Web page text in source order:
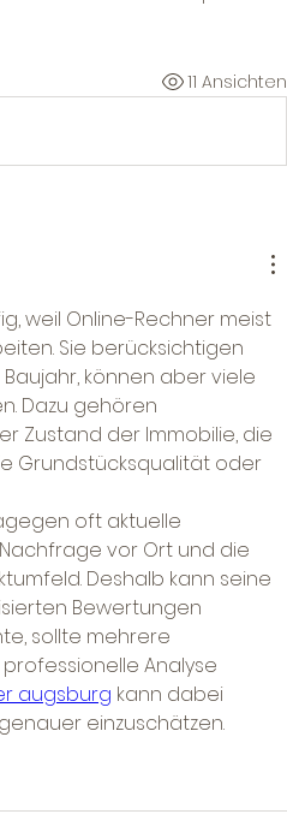
11 Ansichten
weil Online-Rechner meist
Sie berücksichtigen
können aber viele
Dazu gehören
Zustand der Immobilie, die
Grundstücksqualität oder
oft aktuelle
vor Ort und die
Deshalb kann seine
Bewertungen
sollte mehrere
Analyse
augsburg kann dabei
einzuschätzen.